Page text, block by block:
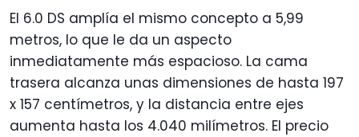
El 6.0 DS amplía el mismo concepto a 5,99
metros, lo que le da un aspecto
inmediatamente más espacioso. La cama
trasera alcanza unas dimensiones de hasta 197
x 157 centímetros, y la distancia entre ejes
aumenta hasta los 4.040 milímetros. El precio